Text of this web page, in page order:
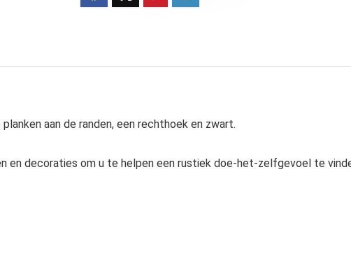
aan de randen, een rechthoek en zwart.
en decoraties om u te helpen een rustiek doe-het-zelfgevoel te